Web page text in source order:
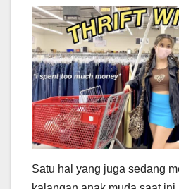
Satu hal yang juga sedang